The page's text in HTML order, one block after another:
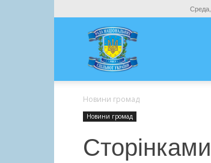
Новини громад
Новини громад